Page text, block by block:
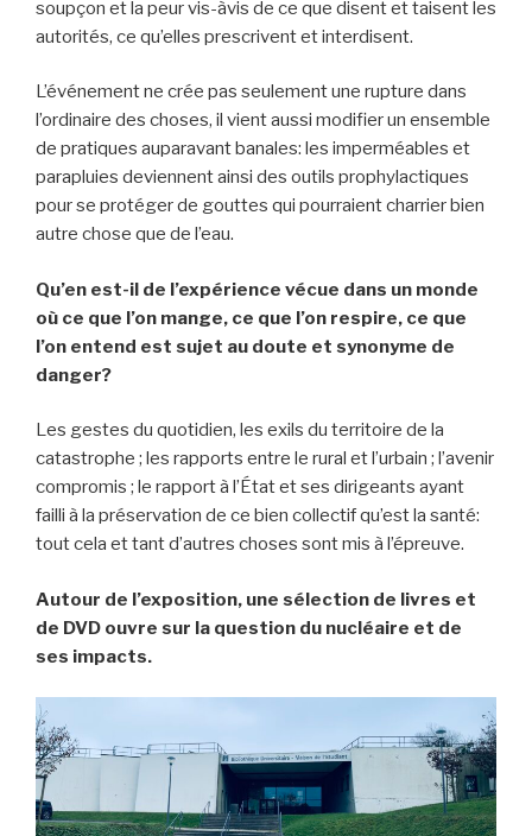
soupçon et la peur vis-àvis de ce que disent et taisent les
autorités, ce qu’elles prescrivent et interdisent.
L’événement ne crée pas seulement une rupture dans
l’ordinaire des choses, il vient aussi modifier un ensemble
de pratiques auparavant banales: les imperméables et
parapluies deviennent ainsi des outils prophylactiques
pour se protéger de gouttes qui pourraient charrier bien
autre chose que de l’eau.
Qu’en est-il de l’expérience vécue dans un monde
où ce que l’on mange, ce que l’on respire, ce que
l’on entend est sujet au doute et synonyme de
danger?
Les gestes du quotidien, les exils du territoire de la
catastrophe ; les rapports entre le rural et l’urbain ; l’avenir
compromis ; le rapport à l’État et ses dirigeants ayant
failli à la préservation de ce bien collectif qu’est la santé:
tout cela et tant d’autres choses sont mis à l’épreuve.
Autour de l’exposition, une sélection de livres et
de DVD ouvre sur la question du nucléaire et de
ses impacts.